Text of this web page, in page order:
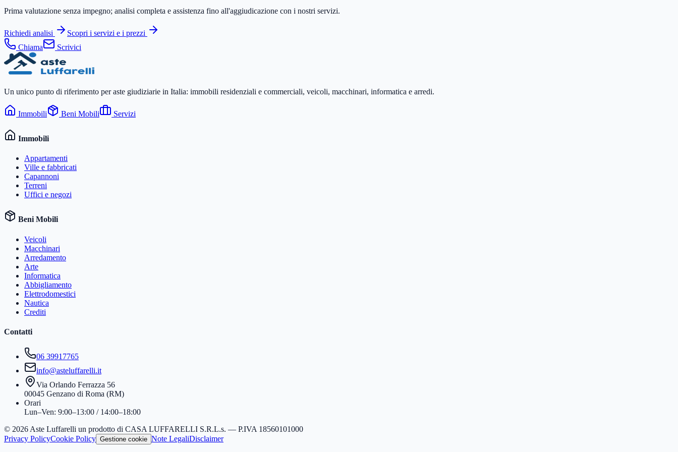
Prima valutazione senza impegno; analisi completa e assistenza fino all'aggiudicazione con i nostri servizi.
Richiedi analisi
Scopri i servizi e i prezzi
Chiama
Scrivici
Un unico punto di riferimento per aste giudiziarie in Italia: immobili residenziali e commerciali, veicoli, macchinari, informatica e arredi.
Immobili Beni Mobili Servizi
Immobili
Appartamenti
Ville e fabbricati
Capannoni
Terreni
Uffici e negozi
Beni Mobili
Veicoli
Macchinari
Arredamento
Arte
Informatica
Abbigliamento
Elettrodomestici
Nautica
Crediti
Contatti
06 39917765
info@asteluffarelli.it
Via Orlando Ferrazza 56
00045 Genzano di Roma (RM)
Orari
Lun–Ven: 9:00–13:00 / 14:00–18:00
© 2026 Aste Luffarelli un prodotto di CASA LUFFARELLI S.R.L.s. — P.IVA 18560101000
Privacy PolicyCookie Policy Gestione cookie Note LegaliDisclaimer